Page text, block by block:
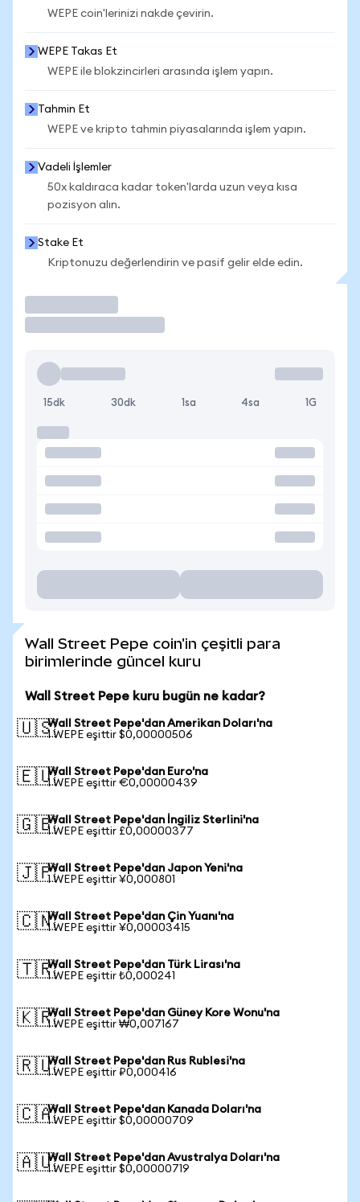
WEPE coin'lerinizi nakde çevirin.
WEPE Takas Et
WEPE ile blokzincirleri arasında işlem yapın.
Tahmin Et
WEPE ve kripto tahmin piyasalarında işlem yapın.
Vadeli İşlemler
50x kaldıraca kadar token'larda uzun veya kısa
pozisyon alın.
Stake Et
Kriptonuzu değerlendirin ve pasif gelir elde edin.
15dk 30dk 1sa 4sa 1G
Wall Street Pepe coin'in çeşitli para
birimlerinde güncel kuru
Wall Street Pepe kuru bugün ne kadar?
🇺🇸Wall Street Pepe'dan Amerikan Doları'na
1 WEPE eşittir $0,00000506
🇪🇺Wall Street Pepe'dan Euro'na
1 WEPE eşittir €0,00000439
🇬🇧Wall Street Pepe'dan İngiliz Sterlini'na
1 WEPE eşittir £0,00000377
🇯🇵Wall Street Pepe'dan Japon Yeni'na
1 WEPE eşittir ¥0,000801
🇨🇳Wall Street Pepe'dan Çin Yuanı'na
1 WEPE eşittir ¥0,00003415
🇹🇷Wall Street Pepe'dan Türk Lirası'na
1 WEPE eşittir ₺0,000241
🇰🇷Wall Street Pepe'dan Güney Kore Wonu'na
1 WEPE eşittir ₩0,007167
🇷🇺Wall Street Pepe'dan Rus Rublesi'na
1 WEPE eşittir ₽0,000416
🇨🇦Wall Street Pepe'dan Kanada Doları'na
1 WEPE eşittir $0,00000709
🇦🇺Wall Street Pepe'dan Avustralya Doları'na
1 WEPE eşittir $0,00000719